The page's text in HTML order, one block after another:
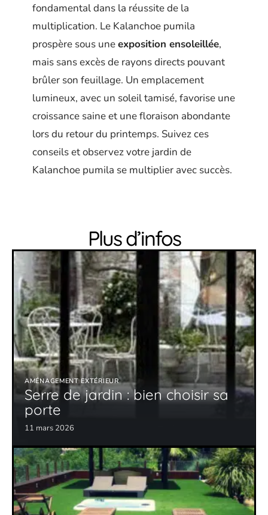
fondamental dans la réussite de la
multiplication. Le Kalanchoe pumila
prospère sous uneexposition ensoleillée,
mais sans excès de rayons directs pouvant
brûler son feuillage. Un emplacement
lumineux, avec un soleil tamisé, favorise une
croissance saine et une floraison abondante
lors du retour du printemps. Suivez ces
conseils et observez votre jardin de
Kalanchoe pumila se multiplier avec succès.
Plus d’infos
AMÉNAGEMENT EXTÉRIEUR
Serre de jardin : bien choisir sa
porte
11 mars 2026